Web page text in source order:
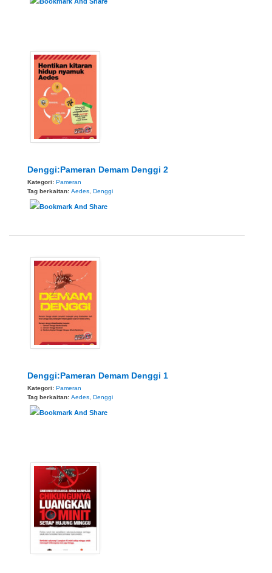
Denggi:Pameran Demam Denggi 2
Kategori: Pameran
Tag berkaitan: Aedes Denggi
Denggi:Pameran Demam Denggi 1
Kategori: Pameran
Tag berkaitan: Aedes Denggi